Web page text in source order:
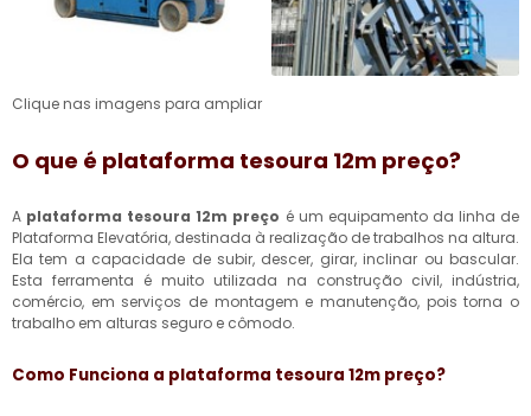
Clique nas imagens para ampliar
O que é plataforma tesoura 12m preço?
A plataforma tesoura 12m preço é um equipamento da linha de
Plataforma Elevatória, destinada à realização de trabalhos na altura.
Ela tem a capacidade de subir, descer, girar, inclinar ou bascular.
Esta ferramenta é muito utilizada na construção civil, indústria,
comércio, em serviços de montagem e manutenção, pois torna o
trabalho em alturas seguro e cômodo.
Como Funciona a plataforma tesoura 12m preço?